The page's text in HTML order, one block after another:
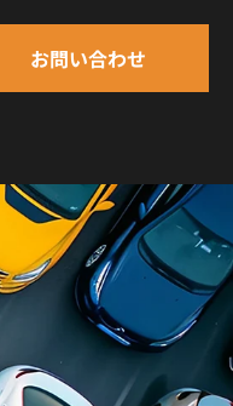
お問い合わせ